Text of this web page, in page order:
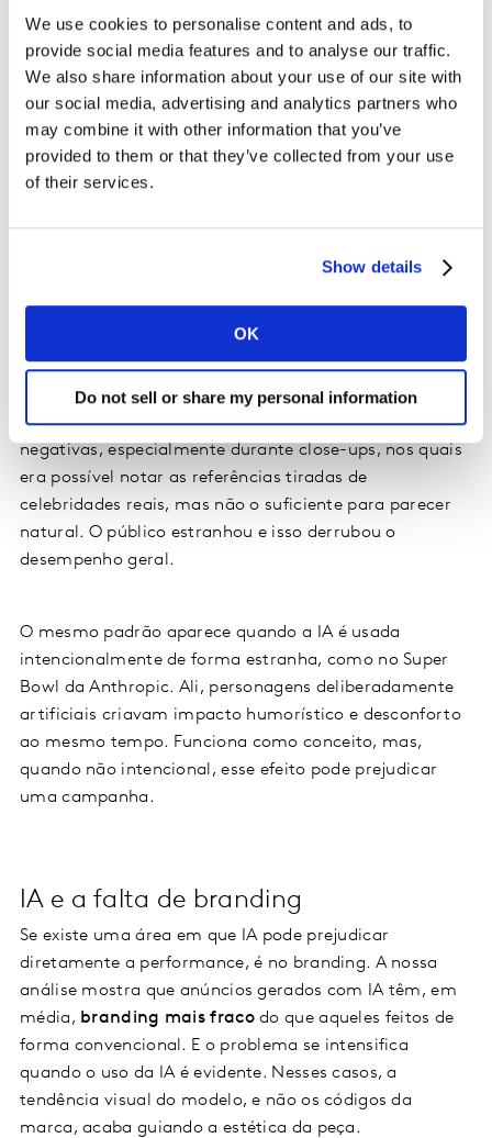
We use cookies to personalise content and ads, to
provide social media features and to analyse our traffic.
We also share information about your use of our site with
our social media, advertising and analytics partners who
may combine it with other information that you’ve
provided to them or that they’ve collected from your use
of their services.
Show details
OK
Do not sell or share my personal information
Em muitos casos, os elementos visuais produzidos por
IA, especialmente quando tentam reproduzir seres
humanos, parecem bem próximos à realidade, mas não
totalmente. E é esse
“quase”
que é crítico, acionando
aquele efeito de estranhamento no qual rostos e corpos
gerados pela IA geram incômodo instintivo.
ilustra isso com perfeição. Dois filmes idênticos foram
testados, alterando apenas o estilo de visualização via
, com estética de animatic e uma
versãohiper-realista, com simulação de vídeo real.
A versão hiper-realista gerou muito mais reações
negativas, especialmente durante close-ups, nos quais
era possível notar as referências tiradas de
celebridades reais, mas não o suficiente para parecer
natural. O público estranhou e isso derrubou o
desempenho geral.
O mesmo padrão aparece quando a IA é usada
intencionalmente de forma estranha, como no Super
Bowl da Anthropic. Ali, personagens deliberadamente
artificiais criavam impacto humorístico e desconforto
ao mesmo tempo. Funciona como conceito, mas,
quando não intencional, esse efeito pode prejudicar
uma campanha.
IA e a falta de branding
Se existe uma área em que IA pode prejudicar
diretamente a performance, é no branding. A nossa
análise mostra que anúncios gerados com IA têm, em
média, branding mais fracodo que aqueles feitos de
forma convencional. E o problema se intensifica
quando o uso da IA é evidente. Nesses casos, a
tendência visual do modelo, e não os códigos da
marca, acaba guiando a estética da peça.